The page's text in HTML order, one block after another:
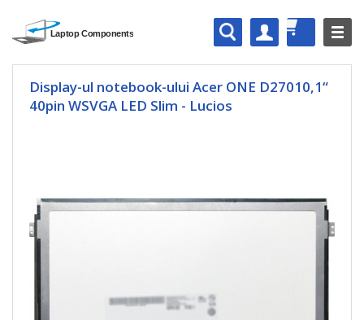
Display-ul notebook-ului Acer ONE D27010,1“
40pin WSVGA LED Slim - Lucios